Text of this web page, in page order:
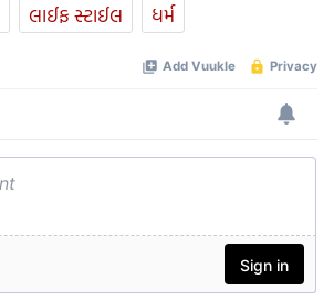
લાઈફ સ્ટાઈલ ધર્મ